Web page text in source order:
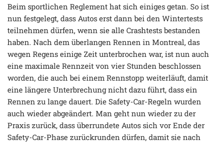
Beim sportlichen Reglement hat sich einiges getan. So ist
nun festgelegt, dass Autos erst dann bei den Wintertests
teilnehmen dürfen, wenn sie alle Crashtests bestanden
haben. Nach dem überlangen Rennen in Montreal, das
wegen Regens einige Zeit unterbrochen war, ist nun auch
eine maximale Rennzeit von vier Stunden beschlossen
worden, die auch bei einem Rennstopp weiterläuft, damit
eine längere Unterbrechung nicht dazu führt, dass ein
Rennen zu lange dauert. Die Safety-Car-Regeln wurden
auch wieder abgeändert. Man geht nun wieder zu der
Praxis zurück, dass überrundete Autos sich vor Ende der
Safety-Car-Phase zurückrunden dürfen, damit sie nach